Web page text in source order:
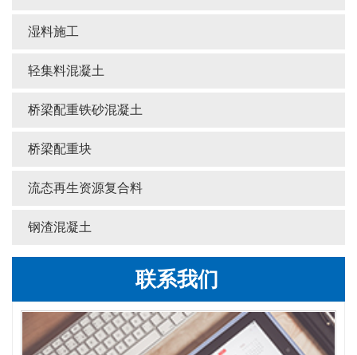
湿料施工
轻集料混凝土
桥梁配重铁砂混凝土
桥梁配重块
流态再生资源复合料
钢渣混凝土
联系我们